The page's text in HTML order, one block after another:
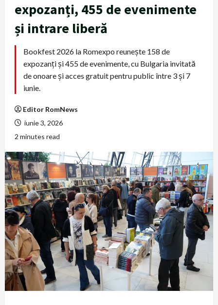
expozanți, 455 de evenimente
și intrare liberă
Bookfest 2026 la Romexpo reunește 158 de
expozanți și 455 de evenimente, cu Bulgaria invitată
de onoare și acces gratuit pentru public între 3 și 7
iunie.
Editor RomNews
iunie 3, 2026
2 minutes read